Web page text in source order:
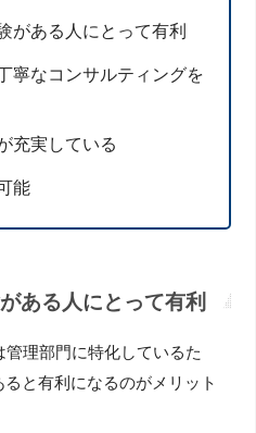
がある人にとって有利
寧なコンサルティングを
充実している
能
ある人にとって有利
理部門に特化しているた
と有利になるのがメリット